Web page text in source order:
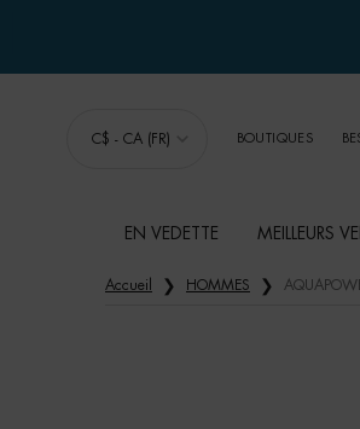
C$ - CA (FR) BOUTIQUES
EN VEDETTE MEILLEURS
Accueil HOMMES